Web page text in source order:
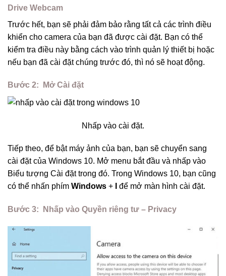
Drive Webcam
Trước hết, bạn sẽ phải đảm bảo rằng tất cả các trình điều
khiển cho camera của bạn đã được cài đặt. Bạn có thể
kiểm tra điều này bằng cách vào trình quản lý thiết bị hoặc
nếu bạn đã cài đặt chúng trước đó, thì nó sẽ hoạt động.
Bước 2: Mở Cài đặt
Nhấp vào cài đặt.
Tiếp theo, để bật máy ảnh của bạn, bạn sẽ chuyển sang
cài đặt của Windows 10. Mở menu bắt đầu và nhấp vào
Biểu tượng Cài đặt trong đó. Trong Windows 10, bạn cũng
có thể nhấn phím Windows + để mở màn hình cài đặt.
Bước 3: Nhấp vào Quyền riêng tư – Privacy